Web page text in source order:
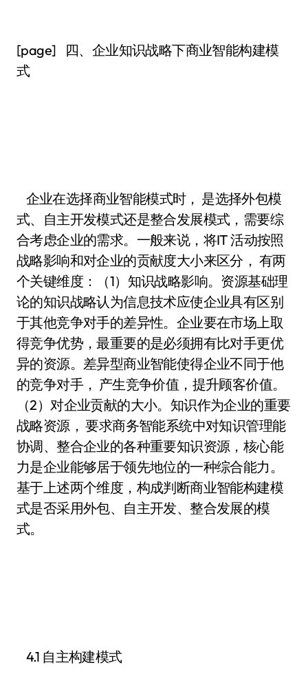
[page] 四、企业知识战略下商业智能构建模
式
企业在选择商业智能模式时， 是选择外包模
式、自主开发模式还是整合发展模式，需要综
合考虑企业的需求。一般来说，将IT 活动按照
战略影响和对企业的贡献度大小来区分， 有两
个关键维度：（1）知识战略影响。资源基础理
论的知识战略认为信息技术应使企业具有区别
于其他竞争对手的差异性。企业要在市场上取
得竞争优势，最重要的是必须拥有比对手更优
异的资源。差异型商业智能使得企业不同于他
的竞争对手， 产生竞争价值，提升顾客价值。
（2）对企业贡献的大小。知识作为企业的重要
战略资源， 要求商务智能系统中对知识管理能
协调、整合企业的各种重要知识资源，核心能
力是企业能够居于领先地位的一种综合能力。
基于上述两个维度，构成判断商业智能构建模
式是否采用外包、自主开发、整合发展的模
式。
4.1 自主构建模式